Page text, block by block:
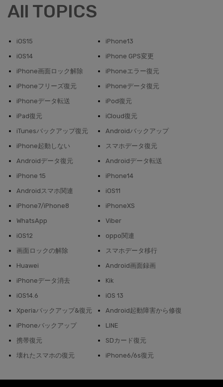
All TOPICS
iOS15
iPhone13
iOS14
iPhone GPS変更
iPhone画面ロック解除
iPhoneエラー復元
iPhoneフリーズ復元
iPhoneデータ復元
iPhoneデータ転送
iPod復元
iPad復元
iCloud復元
iTunesバックアップ復元
Androidバックアップ
iPhone起動しない
スマホデータ復元
Androidデータ復元
Androidデータ転送
iPhone 15
iPhone14
Androidスマホ関連
iOS11
iPhone7/iPhone8
iPhoneXS
WhatsApp
Viber
iOS12
oppo関連
画面ロックの解除
スマホデータ移行
Huawei
Android画面録画
iPhoneデータ消去
Kik
iOS14.6
iOS 13
Xperiaバックアップ&復元
Android起動障害から修復
iPhoneバックアップ
LINE
携帯復元
SDカード復元
壊れたスマホの復元
iPhone6/6s復元